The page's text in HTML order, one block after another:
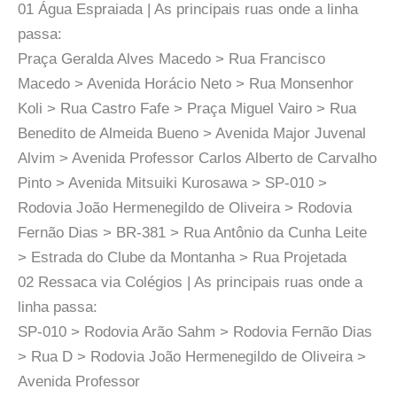
01 Água Espraiada | As principais ruas onde a linha
passa:
Praça Geralda Alves Macedo > Rua Francisco
Macedo > Avenida Horácio Neto > Rua Monsenhor
Koli > Rua Castro Fafe > Praça Miguel Vairo > Rua
Benedito de Almeida Bueno > Avenida Major Juvenal
Alvim > Avenida Professor Carlos Alberto de Carvalho
Pinto > Avenida Mitsuiki Kurosawa > SP-010 >
Rodovia João Hermenegildo de Oliveira > Rodovia
Fernão Dias > BR-381 > Rua Antônio da Cunha Leite
> Estrada do Clube da Montanha > Rua Projetada
02 Ressaca via Colégios | As principais ruas onde a
linha passa:
SP-010 > Rodovia Arão Sahm > Rodovia Fernão Dias
> Rua D > Rodovia João Hermenegildo de Oliveira >
Avenida Professor